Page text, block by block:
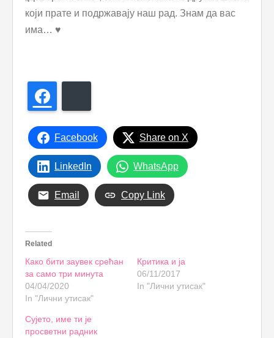
који прате и подржавају наш рад. Знам да вас
има… ♥
Facebook Share on X
LinkedIn WhatsApp
Email Copy Link
Related
Како бити заувек срећан
за само три минута
04/04/2020
In "Лични утисак"
Критика и ја
06/11/2017
In "Лични утисак"
Сујето, име ти је
просветни радник